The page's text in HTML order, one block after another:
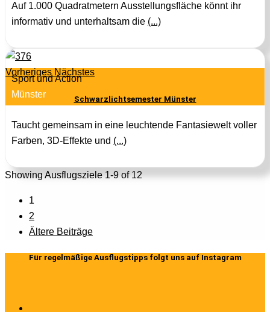
Auf 1.000 Quadratmetern Ausstellungsfläche könnt ihr
informativ und unterhaltsam die (...)
Vorheriges Nächstes
Sport und Action
Münster
Schwarzlichtsemester Münster
Taucht gemeinsam in eine leuchtende Fantasiewelt voller
Farben, 3D-Effekte und (...)
Showing Ausflugsziele 1-9 of 12
1
2
Ältere Beiträge
Für regelmäßige Ausflugstipps folgt uns auf Instagram